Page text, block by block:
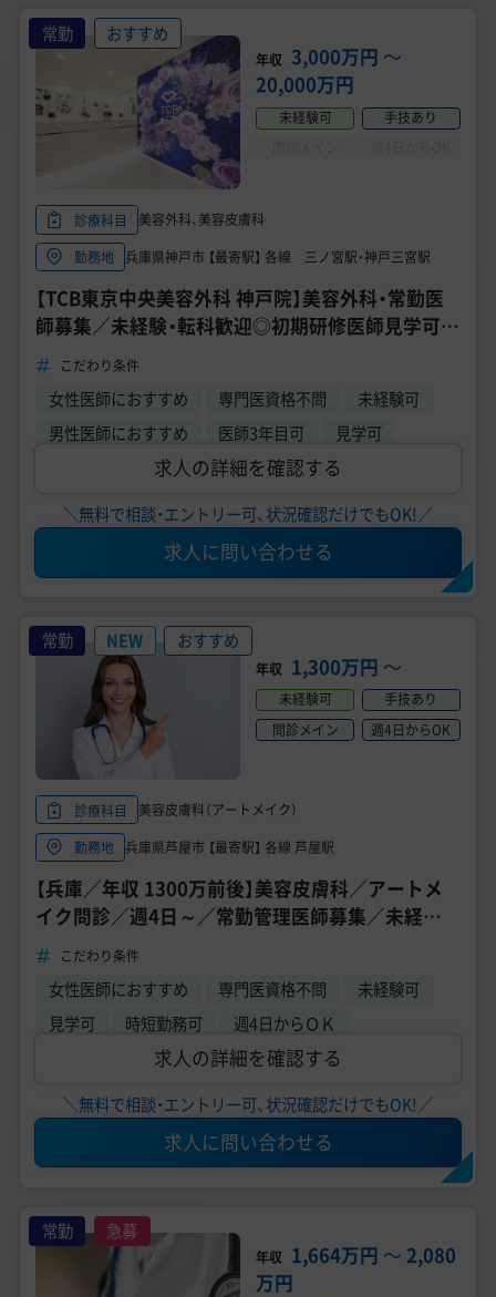
常勤 おすすめ
年収 3,000万円 〜
20,000万円
未経験可
手技あり
診療科目
美容外科、美容皮膚科
勤務地
兵庫県神戸市 【最寄駅】 各線 三ノ宮駅・神戸三宮駅
【TCB東京中央美容外科 神戸院】美容外科・常勤医
師募集／未経験・転科歓迎◎初期研修医師見学可／
選べる勤務条件／年収 3000万円～
こだわり条件
女性医師におすすめ 専門医資格不問
未経験可
男性医師におすすめ
医師3年目可 見学可
求人の詳細を確認する
＼無料で相談・エントリー可、状況確認だけでもOK!／
求人に問い合わせる
常勤 NEW おすすめ
年収 1,300万円 〜
未経験可
手技あり
問診メイン
週4日からOK
診療科目
美容皮膚科（アートメイク）
勤務地
兵庫県芦屋市 【最寄駅】 各線 芦屋駅
【兵庫／年収 1300万前後】美容皮膚科／アートメ
イク問診／週4日～／常勤管理医師募集／未経験
可能／16:30までのお仕事
こだわり条件
女性医師におすすめ 専門医資格不問
未経験可
見学可
時短勤務可 週4日からＯＫ
求人の詳細を確認する
＼無料で相談・エントリー可、状況確認だけでもOK!／
求人に問い合わせる
常勤 急募
年収 1,664万円 〜 2,080
万円